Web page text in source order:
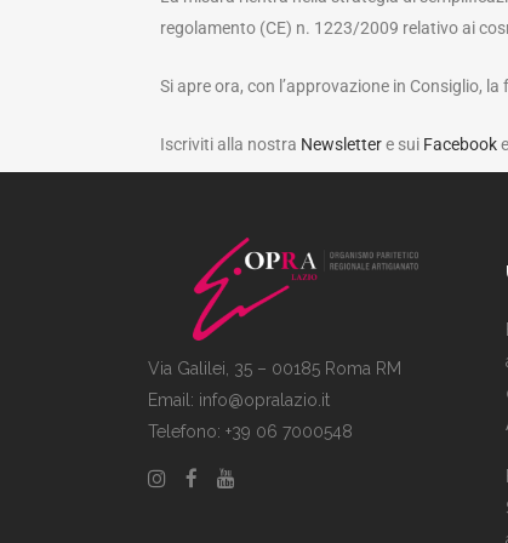
regolamento (CE) n. 1223/2009 relativo ai
Si apre ora, con l’approvazione in Consiglio,
Iscriviti alla nostra Newslettere sui Facebooke
Via Galilei, 35 – 00185 Roma RM
Email: info@opralazio.it
Telefono: +39 06 7000548